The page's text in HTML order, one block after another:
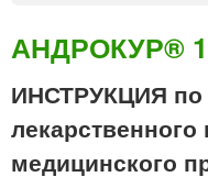
Д
О
К
Р
АНДРОКУР®
ИНСТРУКЦИЯ
медицинского